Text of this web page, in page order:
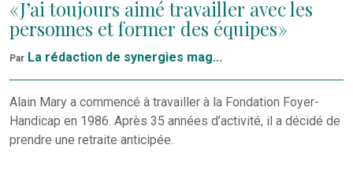
« J’ai toujours aimé travailler avec les
personnes et former des équipes »
Par La rédaction de synergies mag...
Alain Mary a commencé à travailler à la Fondation Foyer-
Handicap en 1986. Après 35 années d’activité, il a décidé de
prendre une retraite anticipée.